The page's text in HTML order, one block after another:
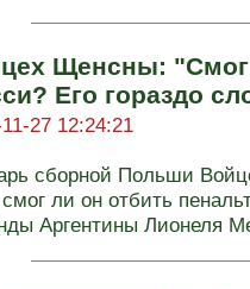
Щенсны: "Смог
Его гораздо
27 12:24:21
сборной Польши
смог ли он отбить
Аргентины Лионеля